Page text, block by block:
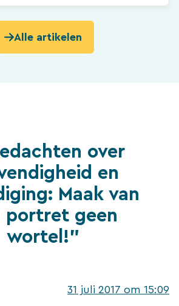
Alle artikelen
over
en
Maak van
portret geen
wortel!”
31 juli 2017 om 15:09